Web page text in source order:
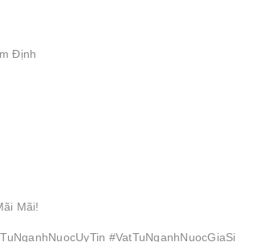
Định
Mãi!
#VatTuNganhNuocGiaSi